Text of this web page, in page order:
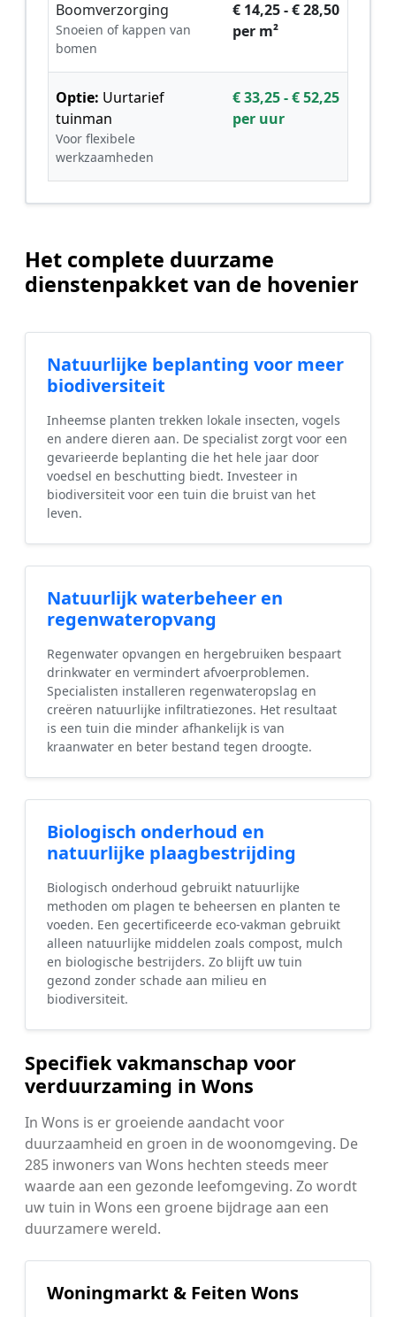
Boomverzorging
Snoeien of kappen van
bomen
€ 14,25 - € 28,50
per m²
Optie: Uurtarief
tuinman
Voor flexibele
werkzaamheden
€ 33,25 - € 52,25
per uur
Het complete duurzame
dienstenpakket van de hovenier
Natuurlijke beplanting voor meer
biodiversiteit
Inheemse planten trekken lokale insecten, vogels
en andere dieren aan. De specialist zorgt voor een
gevarieerde beplanting die het hele jaar door
voedsel en beschutting biedt. Investeer in
biodiversiteit voor een tuin die bruist van het
leven.
Natuurlijk waterbeheer en
regenwateropvang
Regenwater opvangen en hergebruiken bespaart
drinkwater en vermindert afvoerproblemen.
Specialisten installeren regenwateropslag en
creëren natuurlijke infiltratiezones. Het resultaat
is een tuin die minder afhankelijk is van
kraanwater en beter bestand tegen droogte.
Biologisch onderhoud en
natuurlijke plaagbestrijding
Biologisch onderhoud gebruikt natuurlijke
methoden om plagen te beheersen en planten te
voeden. Een gecertificeerde eco-vakman gebruikt
alleen natuurlijke middelen zoals compost, mulch
en biologische bestrijders. Zo blijft uw tuin
gezond zonder schade aan milieu en
biodiversiteit.
Specifiek vakmanschap voor
verduurzaming in Wons
In Wons is er groeiende aandacht voor
duurzaamheid en groen in de woonomgeving. De
285 inwoners van Wons hechten steeds meer
waarde aan een gezonde leefomgeving. Zo wordt
uw tuin in Wons een groene bijdrage aan een
duurzamere wereld.
Woningmarkt & Feiten Wons